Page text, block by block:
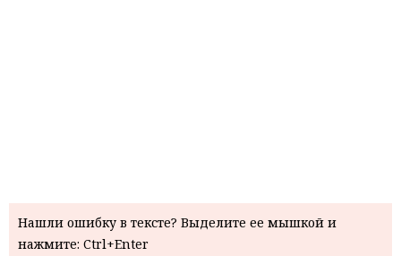
Нашли ошибку в тексте? Выделите ее мышкой и
нажмите: Ctrl+Enter